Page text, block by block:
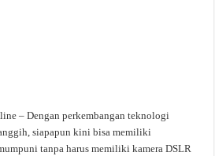
– Dengan perkembangan teknologi
siapapun kini bisa memiliki
tanpa harus memiliki kamera DSLR